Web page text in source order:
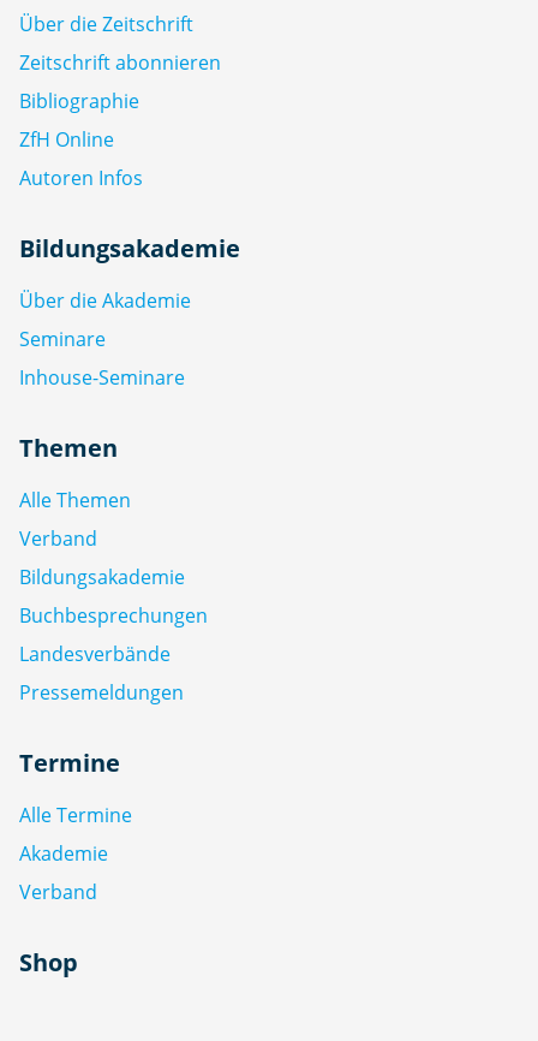
Über die Zeitschrift
Zeitschrift abonnieren
Bibliographie
ZfH Online
Autoren Infos
Bildungsakademie
Über die Akademie
Seminare
Inhouse-Seminare
Themen
Alle Themen
Verband
Bildungsakademie
Buchbesprechungen
Landesverbände
Pressemeldungen
Termine
Alle Termine
Akademie
Verband
Shop